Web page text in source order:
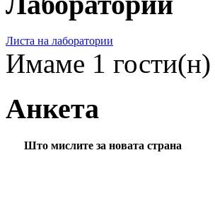
Листа на лаборатории
Имаме 1 гости(н)
Анкета
Што мислите за новата страна